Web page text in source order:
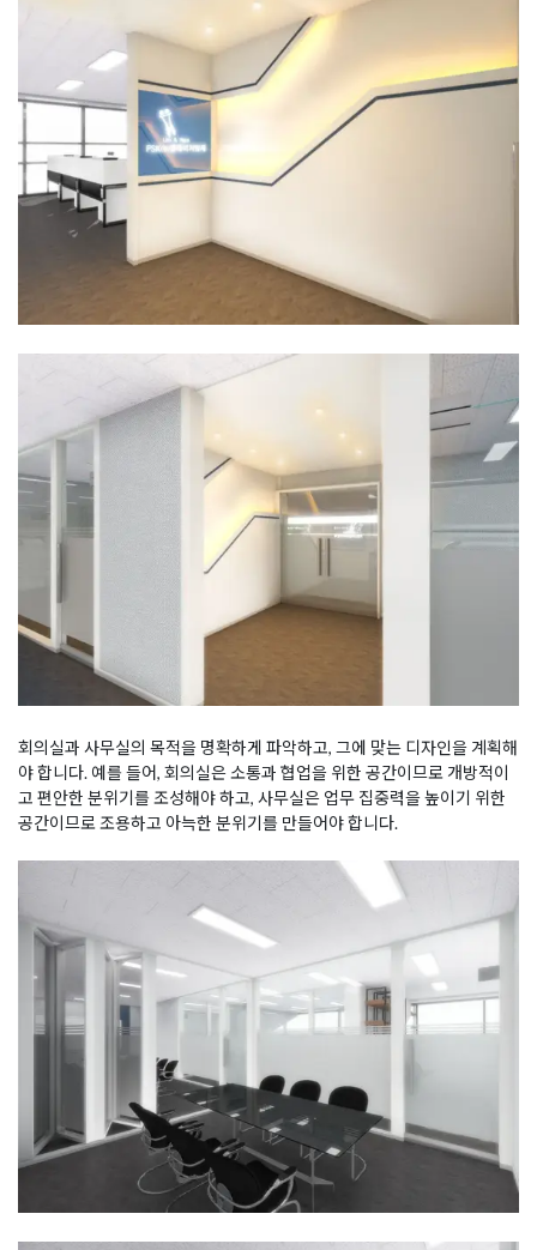
회의실과 사무실의 목적을 명확하게 파악하고, 그에 맞는 디자인을 계획해
야 합니다. 예를 들어, 회의실은 소통과 협업을 위한 공간이므로 개방적이
고 편안한 분위기를 조성해야 하고, 사무실은 업무 집중력을 높이기 위한
공간이므로 조용하고 아늑한 분위기를 만들어야 합니다.